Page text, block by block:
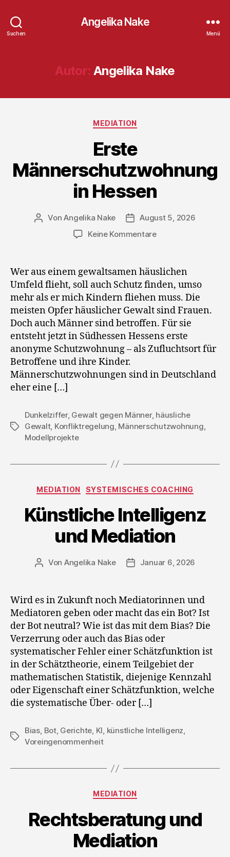
Suchen
Angelika Nake
Menü
Autor: Angelika Nake
Kategorien
MEDIATION
Erste
Männerschutzwohnung
in Hessen
Beitragsautor
VonAngelika Nake Veröffentlichungsdatum
August 5, 2026
Keine Kommentarezu
in
Hessen
Wer aus einem gewaltsamen häuslichen
Umfeld flieht, soll auch Schutz finden, umso
mehr als er mich Kindern fliehen muss. Die
meisten Opfer häuslicher Gewalt sind Frauen.
Doch auch Männer sind betroffen. Für sie
entsteht jetzt in Südhessen Hessens erste
anonyme Schutzwohnung – als Zufluchtsort für
Betroffene und ihre Kinder.
Männerschutzwohnungen sind in Deutschland
eher eine […]
Schlagwörter
Dunkelziffer, Gewalt gegen Männer, häusliche
Gewalt, Konfliktregelung Männerschutzwohnung
Modellprojekte
Kategorien
MEDIATION SYSTEMISCHES COACHING
Künstliche Intelligenz
und Mediation
Beitragsautor
Von Angelika Nake Veröffentlichungsdatum
Januar 6, 2026
Wird es in Zukunft noch Mediatorinnen und
Mediatoren geben oder macht das ein Bot? Ist
der Bot neutral? Wie ist das mit dem Bias? Die
Verzerrung oder auch das Bias oder
systematischer Fehler einer Schätzfunktion ist
in der Schätztheorie, einem Teilgebiet der
mathematischen Statistik, diejenige Kennzahl
oder Eigenschaft einer Schätzfunktion, welche
die systematische Über- oder […]
Schlagwörter
Bias, Bot, Gerichte, KI, künstliche Intelligenz,
Voreingenommenheit
Kategorien
MEDIATION
Rechtsberatung und
Mediation